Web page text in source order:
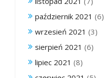
październik 2021 (6)
wrzesień 2021 (3)
sierpień 2021 (6)
lipiec 2021 (8)